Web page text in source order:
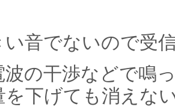
い音でないので受
波の干渉などで鳴
を下げても消えな